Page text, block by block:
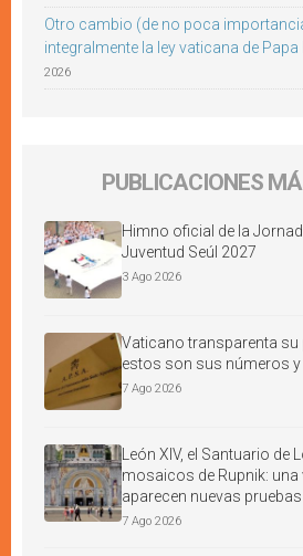
Otro cambio (de no poca
integralmente la ley vaticana de
2026
PUBLICACIONES
Himno oficial de la
Juventud Seúl 2027
3 Ago 2026
Vaticano transparenta
estos son sus números
7 Ago 2026
León XIV, el Santuario de
mosaicos de Rupnik:
aparecen nuevas
7 Ago 2026